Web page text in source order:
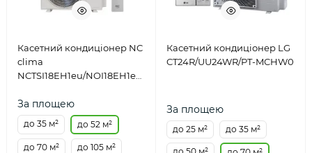
Касетний кондиціонер NC
clima
NCTSI18EH1eu/NOI18EH1eu/NCP-
За площею
до 35 м² до 52 м²
до 70 м² до 105 м²
Касетний кондиціонер LG
CT24R/UU24WR/PT-MCHW0
За площею
до 25 м² до 35 м²